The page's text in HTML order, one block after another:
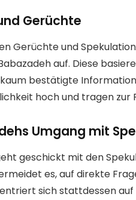
Gerüchte
Gerüchte und
auf. Diese
bestätigte
hoch und tragen zur
Umgang mit
geschickt mit den
es, auf direkte
sich stattdessen